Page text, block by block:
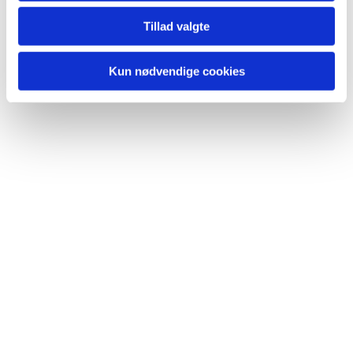
Tillad valgte
Kun nødvendige cookies
Du vil måske også kunne lide...